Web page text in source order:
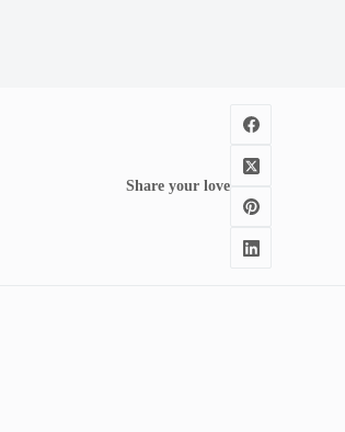
Share your love